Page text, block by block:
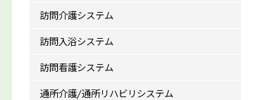
訪問介護システム
訪問入浴システム
訪問看護システム
通所介護/通所リハビリシステム